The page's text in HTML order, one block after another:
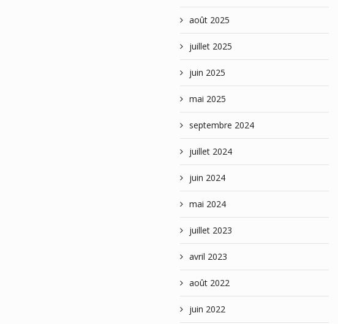
août 2025
juillet 2025
juin 2025
mai 2025
septembre 2024
juillet 2024
juin 2024
mai 2024
juillet 2023
avril 2023
août 2022
juin 2022